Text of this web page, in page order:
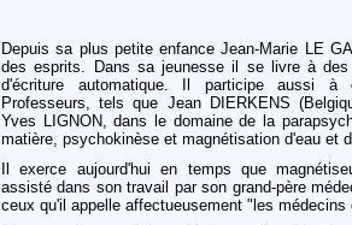
Depuis sa plus petite enfance Jean-Marie LE
des esprits. Dans sa jeunesse il se livre à
d'écriture automatique. Il participe aussi à
Professeurs, tels que Jean DIERKENS
Yves LIGNON, dans le domaine de la
matière, psychokinèse et magnétisation d'eau et
Il exerce aujourd'hui en temps que
assisté dans son travail par son grand-père
ceux qu'il appelle affectueusement "les médecins